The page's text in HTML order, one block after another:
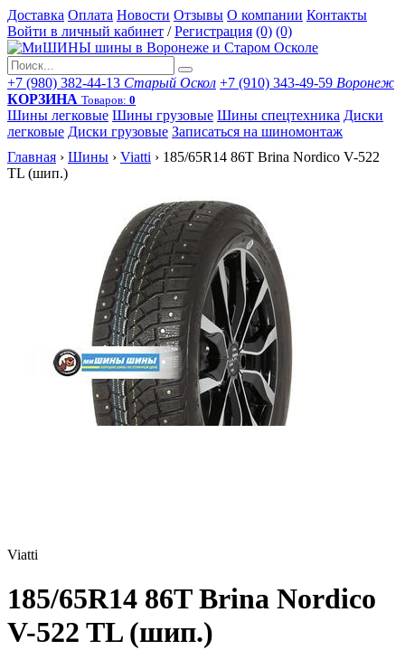
Доставка Оплата Новости Отзывы О компании Контакты
Войти в личный кабинет / Регистрация (0) (0)
+7 (980) 382-44-13 Старый Оскол +7 (910) 343-49-59 Воронеж
КОРЗИНА Товаров: 0
Шины легковые Шины грузовые Шины спецтехника Диски
легковые Диски грузовые Записаться на шиномонтаж
Главная › Шины › Viatti › 185/65R14 86T Brina Nordico V-522
TL (шип.)
Viatti
185/65R14 86T Brina Nordico
V-522 TL (шип.)